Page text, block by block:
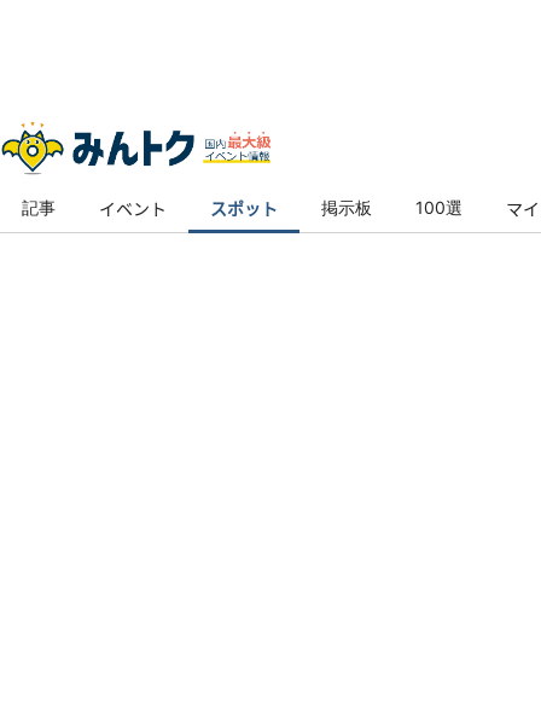
記事 イベント スポット 掲示板 100選 マ
トップ